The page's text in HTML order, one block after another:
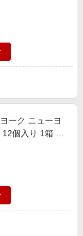
わせ 母の日 プ
ーク ニューヨ
個入り 1箱 袋
ゼント お祝い